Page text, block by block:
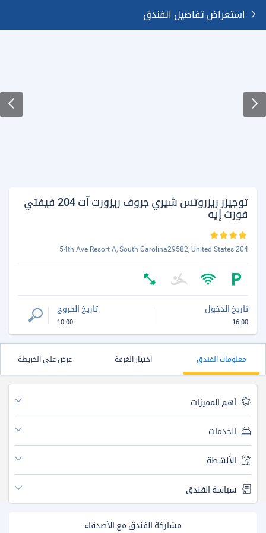
استعراض تفاصيل الفندق
توجيزر ريزروتس شيري جروف ريزورت آت 204 فيفتي
فورث إيه
204 54th Ave Resort A, South Carolina29582, United States
تاريخ الدخول
16:00
تاريخ الخروج
10:00
معلومات الفندق اختيار الغرفة عرض على الخريطة
أهم المميزات
الخدمات
الأنشطة
سياسة الفندق
مشاركة الفندق مع الأصدقاء